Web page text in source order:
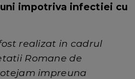
impotriva infectiei cu
realizat in cadrul
Romane de
impreuna